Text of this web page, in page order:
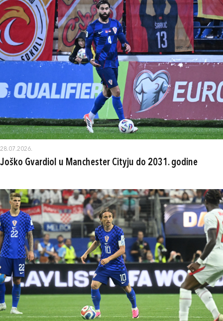
28.07.2026.
Joško Gvardiol u Manchester Cityju do 2031. godine